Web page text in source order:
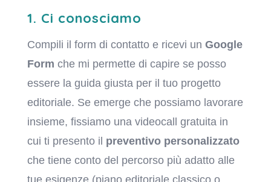
1. Ci conosciamo
Compili il form di contatto e ricevi un Google
Form che mi permette di capire se posso
essere la guida giusta per il tuo progetto
editoriale. Se emerge che possiamo lavorare
insieme, fissiamo una videocall gratuita in
cui ti presento il preventivo personalizzato
che tiene conto del percorso più adatto alle
tue esigenze (piano editoriale classico o